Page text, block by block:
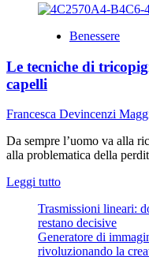
Benessere
Le tecniche di
capelli
Francesca Devincenzi
Da sempre l’uomo va alla
alla problematica della
Leggi tuttoLeggi
più
su
Le
tecniche
Trasmissioni lineari:
restano decisive
Generatore di
rivoluzionando la